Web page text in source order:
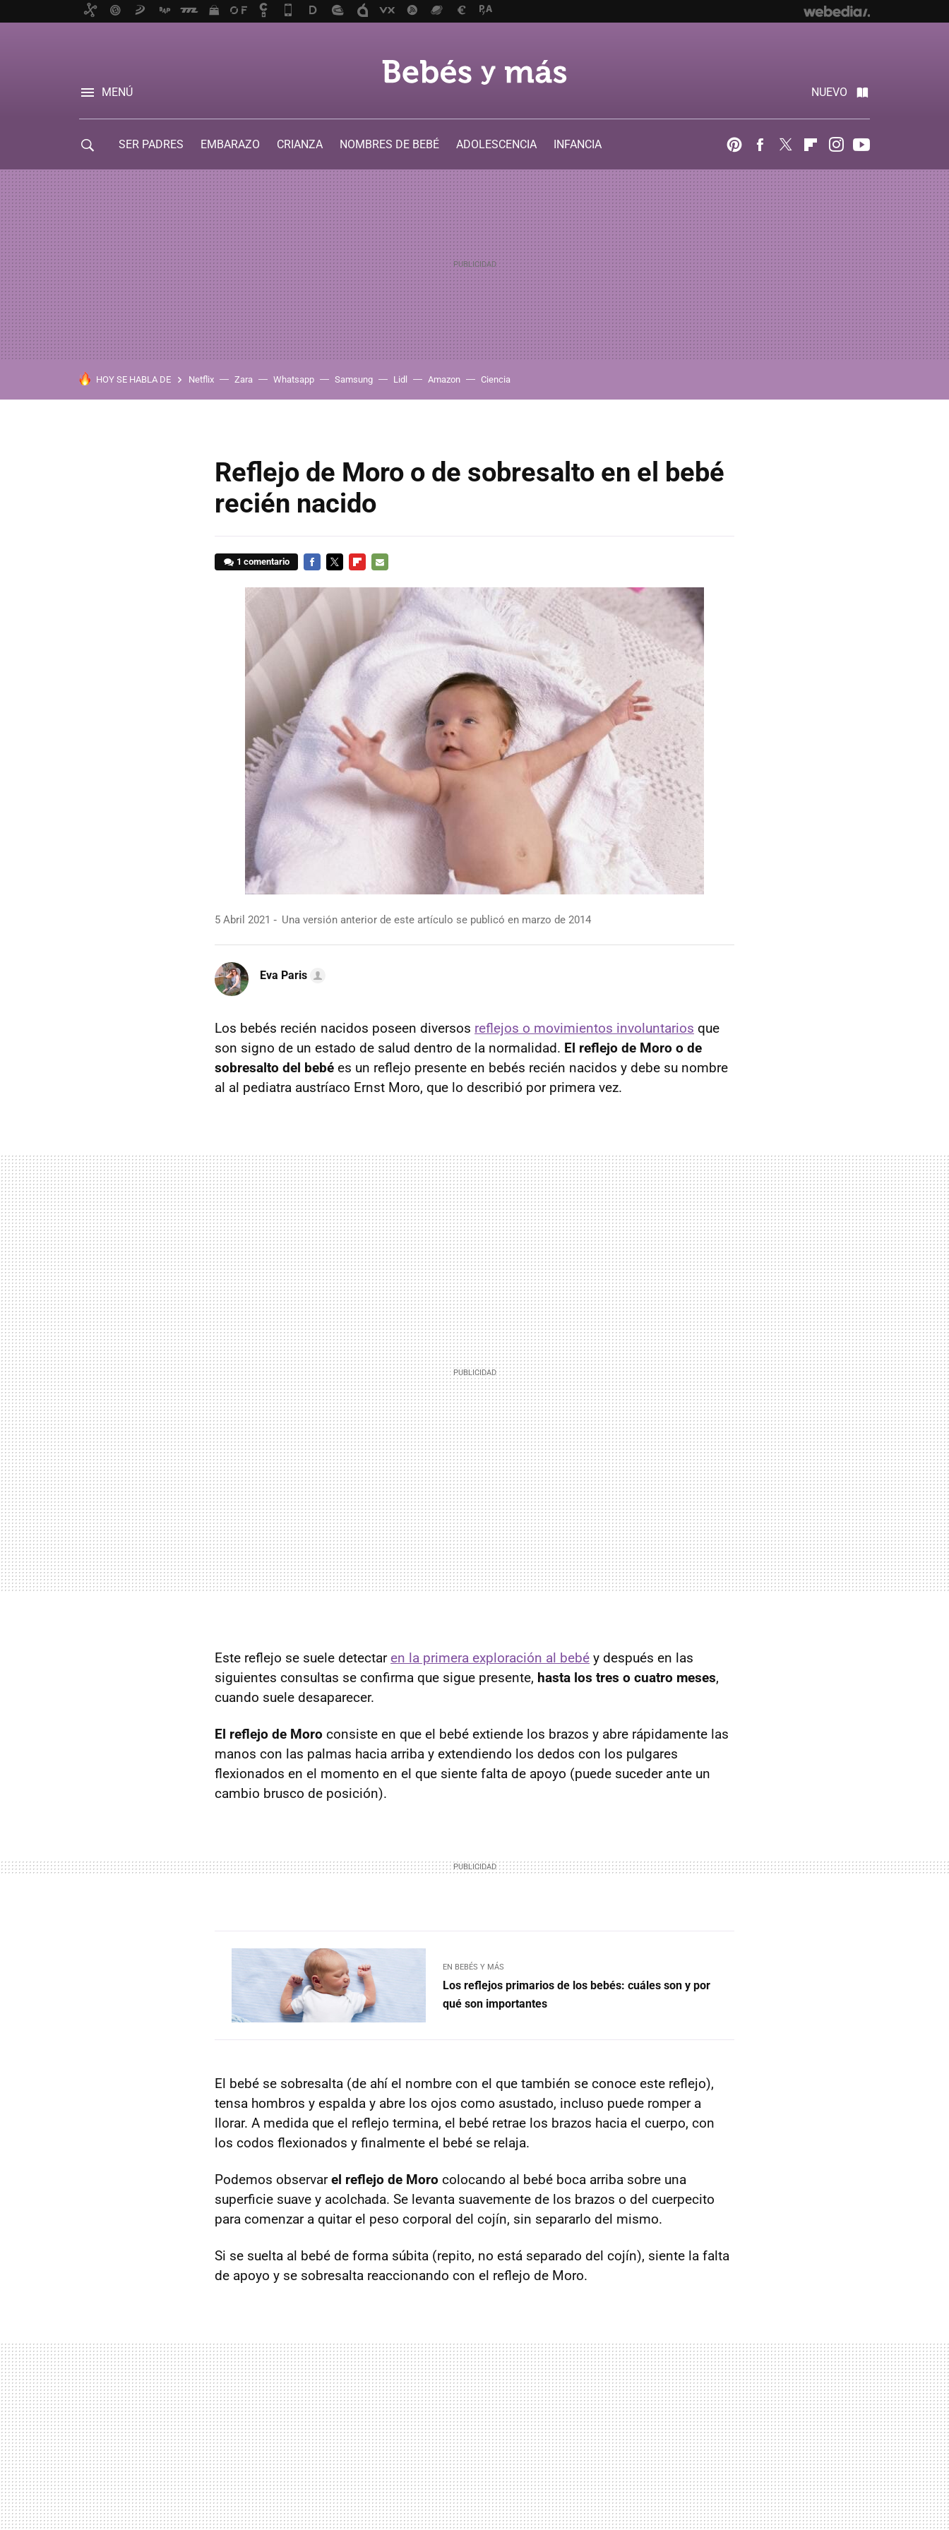
MENÚ NUEVO
SER PADRES EMBARAZO CRIANZA NOMBRES DE BEBÉ ADOLESCENCIA
INFANCIA
PinterestFacebook
Twitter FlipboardInstagram
HOY SE HABLA DE Netflix Zara Whatsapp Samsung Lidl Amazon Ciencia
Reflejo de Moro o de sobresalto en el bebé
recién nacido
1 comentario
5 Abril 2021 Una versión anterior de este artículo se publicó en marzo de 2014
Eva Paris
Los bebés recién nacidos poseen diversos reflejos o movimientos involuntarios que
son signo de un estado de salud dentro de la normalidad. El reflejo de Moro o de
sobresalto del bebé es un reflejo presente en bebés recién nacidos y debe su nombre
al al pediatra austríaco Ernst Moro, que lo describió por primera vez.
Este reflejo se suele detectar en la primera exploración al bebé y después en las
siguientes consultas se confirma que sigue presente, hasta los tres o cuatro meses,
cuando suele desaparecer.
El reflejo de Moro consiste en que el bebé extiende los brazos y abre rápidamente las
manos con las palmas hacia arriba y extendiendo los dedos con los pulgares
flexionados en el momento en el que siente falta de apoyo (puede suceder ante un
cambio brusco de posición).
EN BEBÉS Y MÁS
Los reflejos primarios de los bebés: cuáles son y por
qué son importantes
El bebé se sobresalta (de ahí el nombre con el que también se conoce este reflejo),
tensa hombros y espalda y abre los ojos como asustado, incluso puede romper a
llorar. A medida que el reflejo termina, el bebé retrae los brazos hacia el cuerpo, con
los codos flexionados y finalmente el bebé se relaja.
Podemos observarel reflejo de Moro colocando al bebé boca arriba sobre una
superficie suave y acolchada. Se levanta suavemente de los brazos o del cuerpecito
para comenzar a quitar el peso corporal del cojín, sin separarlo del mismo.
Si se suelta al bebé de forma súbita (repito, no está separado del cojín), siente la falta
de apoyo y se sobresalta reaccionando con el reflejo de Moro.